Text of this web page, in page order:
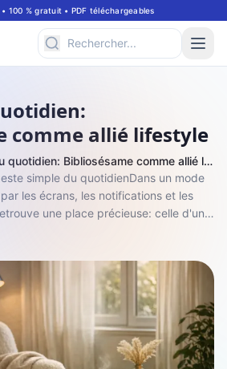
100 % gratuit • PDF téléchargeables
comme allié lifestyle
Lecture au quotidien: Bibliosésame comme allié lifestyle
simple du quotidienDans un mode
les écrans, les notifications et les
une place précieuse: celle d'un